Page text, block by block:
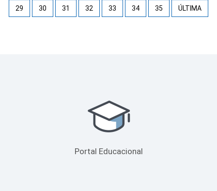
29 30 31 32 33 34 35 ÚLTIMA
Portal Educacional